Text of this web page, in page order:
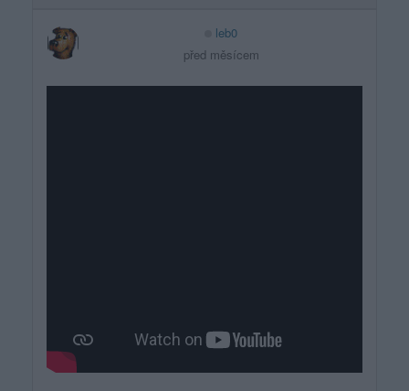
leb0
před měsícem